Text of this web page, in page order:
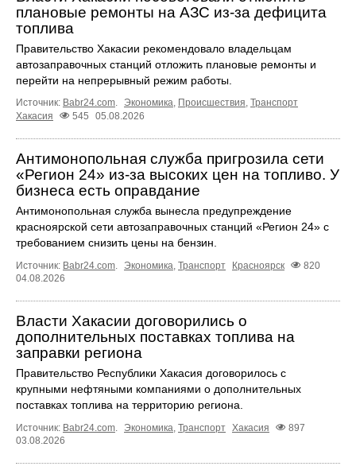
плановые ремонты на АЗС из-за дефицита
топлива
Правительство Хакасии рекомендовало владельцам
автозаправочных станций отложить плановые ремонты и
перейти на непрерывный режим работы.
Источник: Babr24.com. Экономика, Происшествия, Транспорт
Хакасия
545 05.08.2026
Антимонопольная служба пригрозила сети
«Регион 24» из-за высоких цен на топливо. У
бизнеса есть оправдание
Антимонопольная служба вынесла предупреждение
красноярской сети автозаправочных станций «Регион 24» с
требованием снизить цены на бензин.
Источник: Babr24.com. Экономика, Транспорт Красноярск
820
04.08.2026
Власти Хакасии договорились о
дополнительных поставках топлива на
заправки региона
Правительство Республики Хакасия договорилось с
крупными нефтяными компаниями о дополнительных
поставках топлива на территорию региона.
Источник: Babr24.com. Экономика, Транспорт Хакасия
897
03.08.2026